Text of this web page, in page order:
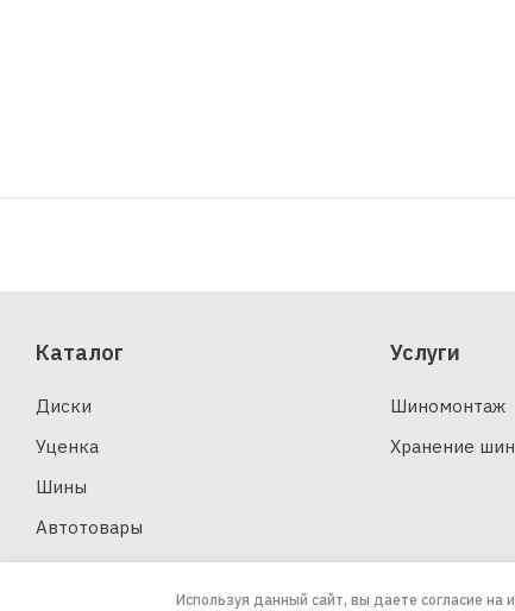
Каталог
Диски
Уценка
Шины
Автотовары
Услуги
Шиномонтаж
Хранение шин
Используя данный сайт, вы даете согласие